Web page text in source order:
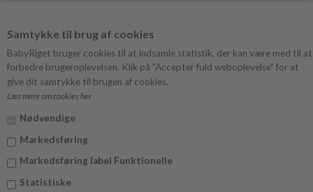
Samtykke til brug af cookies
BabyRiget bruger cookies til at indsamle statistik, der kan være med til at
forbedre brugeroplevelsen. Klik på "Accepter fuld weboplevelse" for at
give dit samtykke til brugen af cookies.
Læs mere om cookies her
Nødvendige
Markedsføring
Markedsføring label Funktionelle
Statistiske
Mushie
Facebook